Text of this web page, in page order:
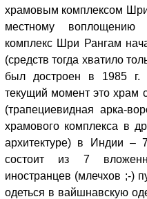
храмовым комплексом
местному
комплекс Шри Рангам
(средств тогда хватило
был достроен в 1985 г.
текущий момент это храм
(трапециевидная арка-
храмового комплекса в
архитектуре) в Индии –
состоит из 7
иностранцев (млечхов ;-)
одеться в вайшнавскую